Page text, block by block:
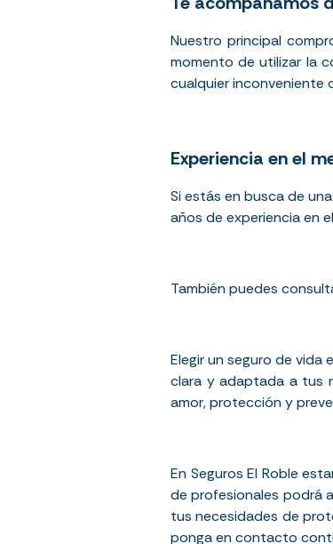
Nuestro principal
momento de utilizar la
cualquier inconveniente
Experiencia en el
Si estás en busca de
años de experiencia en
También puedes
Elegir un seguro de
clara y adaptada a tus
amor, protección y
En Seguros El Roble
de profesionales podrá
tus necesidades de
ponga en contacto